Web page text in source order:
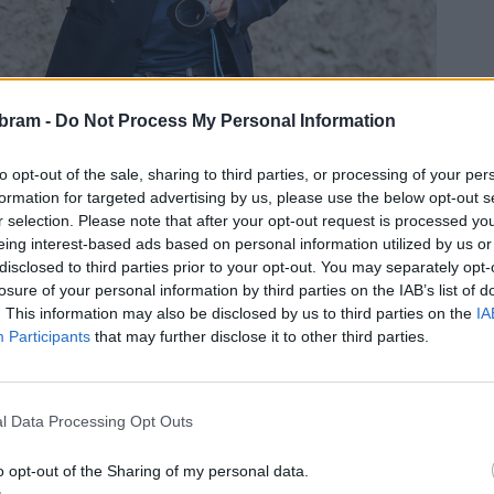
- Do Not Process My Personal Information
opt-out of the sale, sharing to third parties, or processing of your
for targeted advertising by us, please use the below opt-out
selection. Please note that after your opt-out request is processed
interest-based ads based on personal information utilized by us
to third parties prior to your opt-out. You may separately
of your personal information by third parties on the IAB’s list of
This information may also be disclosed by us to third parties on the
Participants that may further disclose it to other third parties.
Data Processing Opt Outs
opt-out of the Sharing of my personal data.
portrétů samotného Františka Drtikola s názvem „Maffie
Maffie byla hlavním orgánem českého odboje za první
Kramář, Edvard Beneš a Alois Rašín, byli Drtikolem
ve svém pražském ateliéru. Kromě originálních portrétů
členů Maffie z doby jejich činnosti.
z Národního
připravují
těšit už v zimě, je